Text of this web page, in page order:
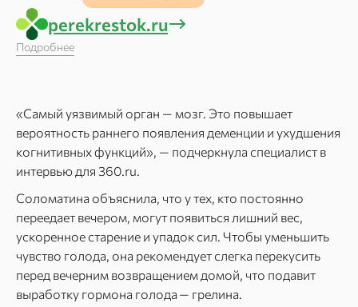
perekrestok.ru
Подробнее
«Самый уязвимый орган — мозг. Это повышает
вероятность раннего появления деменции и ухудшения
когнитивных функций», — подчеркнула специалист в
интервью для 360.ru.
Соломатина объяснила, что у тех, кто постоянно
переедает вечером, могут появиться лишний вес,
ускоренное старение и упадок сил. Чтобы уменьшить
чувство голода, она рекомендует слегка перекусить
перед вечерним возвращением домой, что подавит
выработку гормона голода — грелина.